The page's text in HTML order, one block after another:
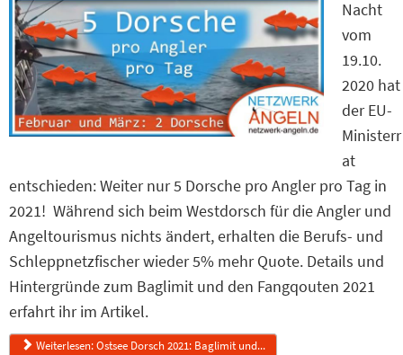
Nacht
vom
19.10.
2020 hat
der EU-
Ministerr
at
entschieden: Weiter nur 5 Dorsche pro Angler pro Tag in
2021! Während sich beim Westdorsch für die Angler und
Angeltourismus nichts ändert, erhalten die Berufs- und
Schleppnetzfischer wieder 5% mehr Quote. Details und
Hintergründe zum Baglimit und den Fangqouten 2021
erfahrt ihr im Artikel.
Weiterlesen: Ostsee Dorsch 2021: Baglimit und...